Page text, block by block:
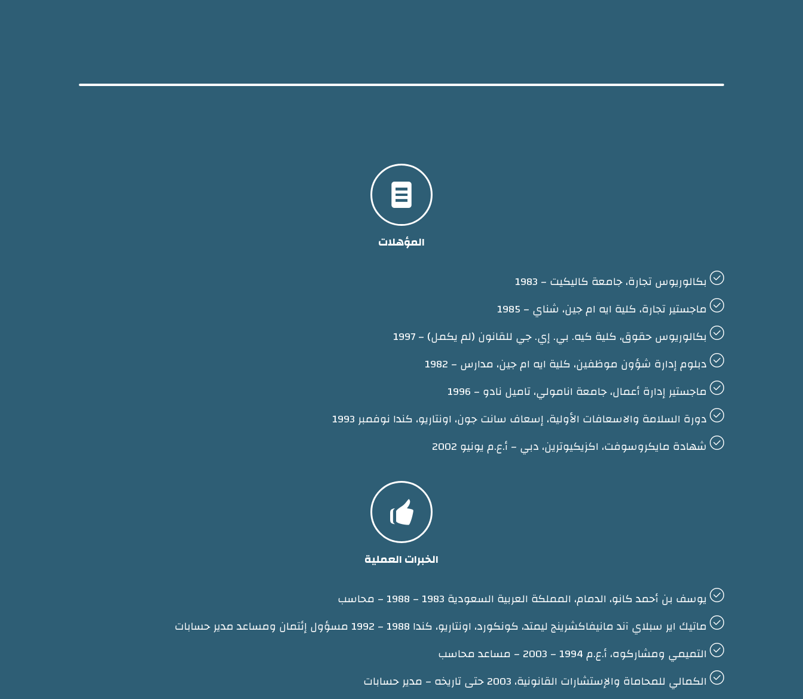

المؤهلات
بكالوريوس تجارة، جامعة كاليكيت – 1983
ماجستير تجارة، كلية ايه ام جين، شناي – 1985
بكالوريوس حقوق، كلية كيه. بي. إي. جي للقانون (لم يكمل) – 1997
دبلوم إدارة شؤون موظفين، كلية ايه ام جين، مدارس – 1982
ماجستير إدارة أعمال، جامعة انامولي، تاميل نادو – 1996
دورة السلامة والاسعافات الأولية، إسعاف سانت جون، اونتاريو، كندا نوفمبر 1993
شهادة مايكروسوفت، اكزيكيوترين، دبي – أ.ع.م يونيو 2002

الخبرات العملية
يوسف بن أحمد كانو، الدمام، المملكة العربية السعودية 1983 – 1988 – محاسب
ماتيك اير سبلاي آند مانيفاكشرينج ليمتد، كونكورد، اونتاريو، كندا 1988 – 1992 مسؤول إئتمان ومساعد مدير حسابات
التميمي ومشاركوه، أ.ع.م 1994 – 2003 – مساعد محاسب
الكمالي للمحاماة والإستشارات القانونية، 2003 حتى تاريخه – مدير حسابات